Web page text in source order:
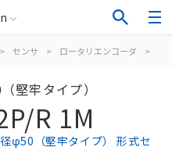
> センサ > ロータリエンコーダ >
堅牢タイプ）
R 1M
φ50（堅牢タイプ） 形式セ